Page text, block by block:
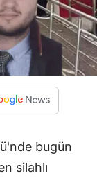
bugün
silahlı